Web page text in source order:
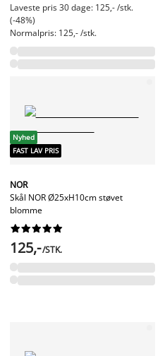
Laveste pris 30 dage: 125,- /stk.
(-48%)
Normalpris: 125,- /stk.
Nyhed
FAST LAV PRIS
NOR
Skål NOR Ø25xH10cm støvet
blomme






125,-/STK.